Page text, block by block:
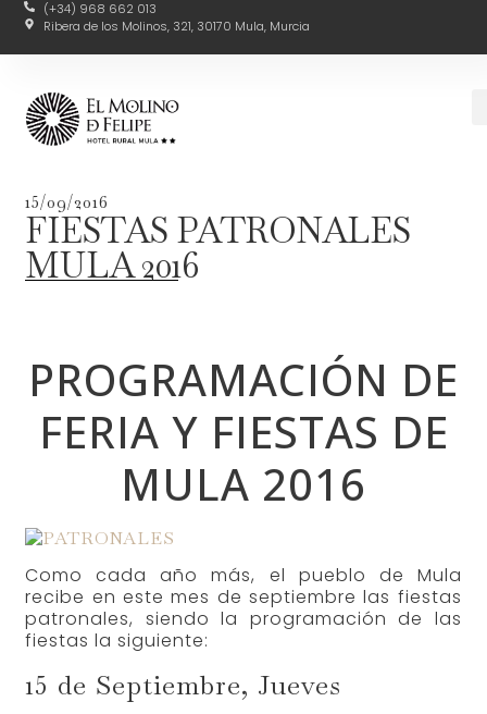
(+34) 968 662 013
Ribera de los Molinos, 321, 30170 Mula, Murcia
15/09/2016
FIESTAS PATRONALES
MULA 2016
PROGRAMACIÓN DE
FERIA Y FIESTAS DE
MULA 2016
Como cada año más, el pueblo de Mula
recibe en este mes de septiembre las fiestas
patronales, siendo la programación de las
fiestas la siguiente:
15 de Septiembre, Jueves